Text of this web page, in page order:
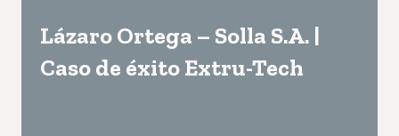
Lázaro Ortega – Solla S.A. |
Caso de éxito Extru-Tech